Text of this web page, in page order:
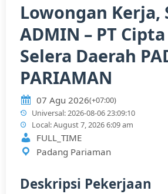
Lowongan Kerja,
ADMIN – PT
Selera Daerah
PARIAMAN
07 Agu 2026(+07:00)
Universal: 2026-08-06 23:09:10
Local: August 7, 2026 6:09 am
FULL_TIME
Padang Pariaman
Deskripsi Pekerjaan